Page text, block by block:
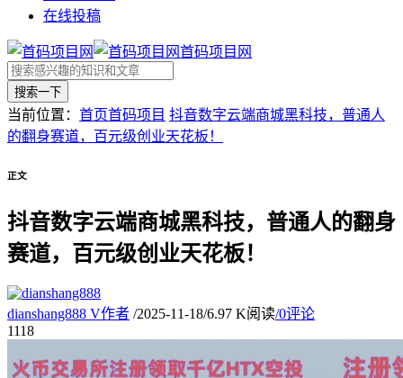
在线投稿
首码项目网
搜索一下
当前位置： 首页首码项目 抖音数字云端商城黑科技，普通人
的翻身赛道，百元级创业天花板！
正文
抖音数字云端商城黑科技，普通人的翻身
赛道，百元级创业天花板！
dianshang888 V作者 /2025-11-18/6.97 K阅读/0评论
1118